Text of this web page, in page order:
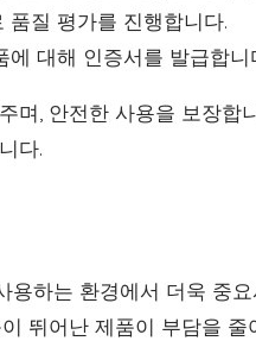
질 평가를 진행합니다.
에 대해 인증서를 발급합니
며, 안전한 사용을 보장합
다.
용하는 환경에서 더욱 중요
뛰어난 제품이 부담을